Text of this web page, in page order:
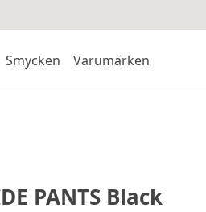
Smycken Varumärken
PANTS Black